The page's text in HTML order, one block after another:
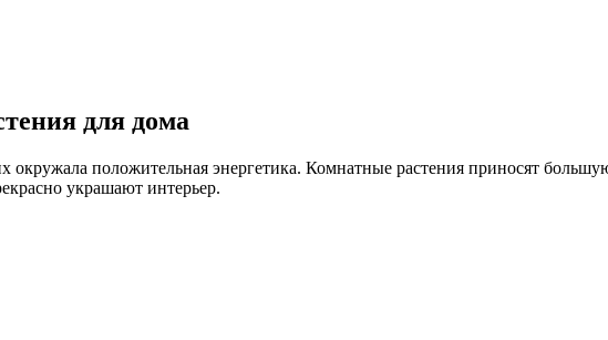
для дома
положительная энергетика. Комнатные растения приносят
украшают интерьер.